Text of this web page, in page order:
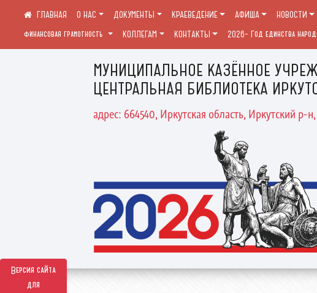
Версия сайта
для
МУНИЦИПАЛЬНОЕ КАЗЁННОЕ
ЦЕНТРАЛЬНАЯ БИБЛИОТЕКА
адрес: 664540, Иркутская область, Иркутский р-
О НАС ДОКУМЕНТЫ КРАЕВЕДЕНИЕ АФИША НОВОСТИ
финансовая грамотность
КОЛЛЕГАМ КОНТАКТЫ 2026- Год единства